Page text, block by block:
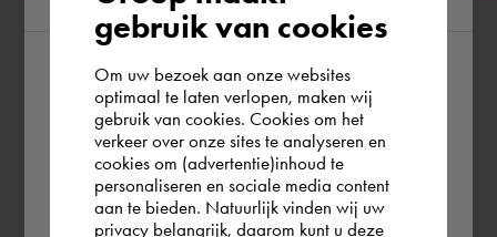
According to us you are situated in Rest of
the world. Please confirm in which country
you wish to shop.
Schweiz
gebruik van cookies
Om uw bezoek aan onze websites
optimaal te laten verlopen, maken wij
gebruik van cookies. Cookies om het
verkeer over onze sites te analyseren en
cookies om (advertentie)inhoud te
personaliseren en sociale media content
aan te bieden. Natuurlijk vinden wij uw
privacy belangrijk, daarom kunt u deze